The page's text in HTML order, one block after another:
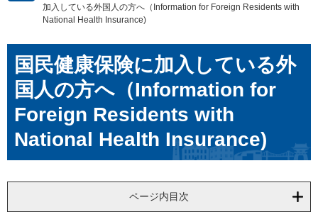
加入している外国人の方へ（Information for Foreign Residents with
National Health Insurance)
国民健康保険に加入している外
国人の方へ（Information for
Foreign Residents with
National Health Insurance)
ページ内目次